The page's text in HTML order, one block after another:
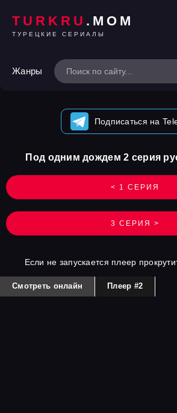
TURKRU .MOM
ТУРЕЦКИЕ СЕРИАЛЫ
Жанры
Подписаться на
< 1 СЕРИЯ
Под одним дождем 2 серия
3 СЕРИЯ >
Если не запускается плеер
Смотреть онлайн Плеер #2